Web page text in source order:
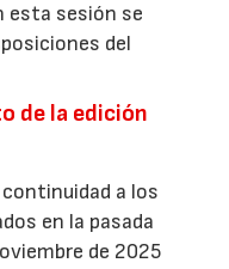
esta sesión se
del
de la edición
continuidad a los
en la pasada
de 2025